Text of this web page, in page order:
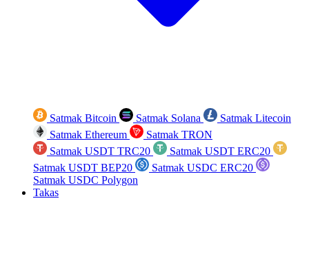
Satmak Bitcoin Satmak Solana
Satmak Litecoin
Satmak Ethereum
Satmak TRON
Satmak USDT TRC20
Satmak USDT ERC20
Satmak USDT BEP20
Satmak USDC ERC20
Satmak USDC Polygon
Takas